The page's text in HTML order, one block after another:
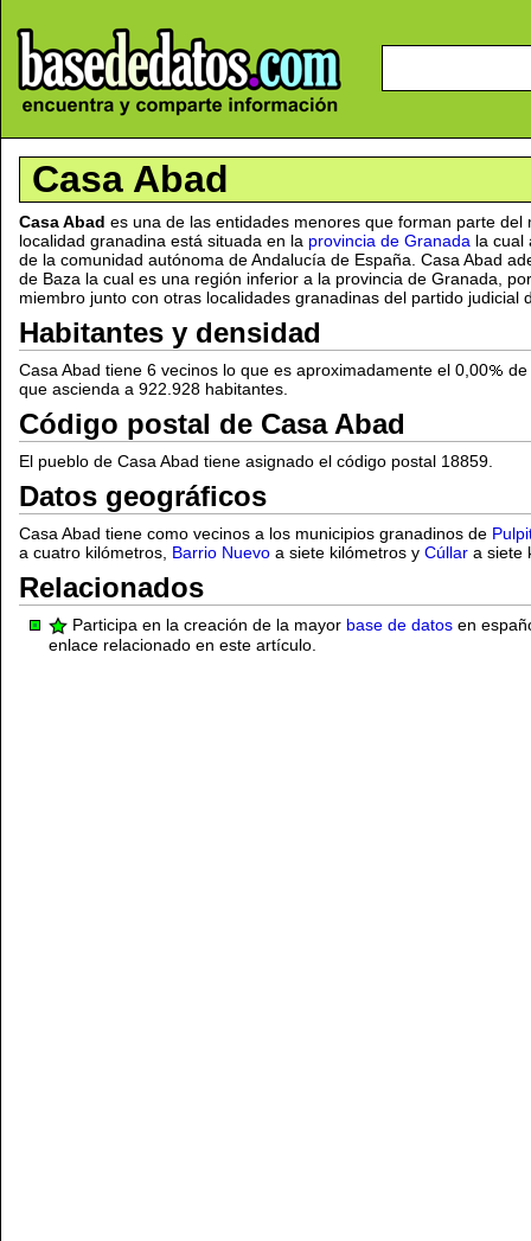
Casa Abad
Casa Abad es una de las entidades menores que forman parte
localidad granadina está situada en la provincia de Granada la cual
de la comunidad autónoma de Andalucía de España. Casa Abad
de Baza la cual es una región inferior a la provincia de Granada,
miembro junto con otras localidades granadinas del partido judicial
Habitantes y densidad
Casa Abad tiene 6 vecinos lo que es aproximadamente el 0,00
de
que ascienda a 922.928 habitantes.
Código postal de Casa Abad
El pueblo de Casa Abad tiene asignado el código postal 18859.
Datos geográficos
Casa Abad tiene como vecinos a los municipios granadinos de
a cuatro kilómetros, Barrio Nuevo a siete kilómetros y Cúllar a siete
Relacionados
Participa en la creación de la mayor base de datos en
enlace relacionado en este artículo.